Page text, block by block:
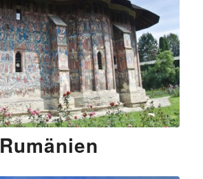
Rumänien